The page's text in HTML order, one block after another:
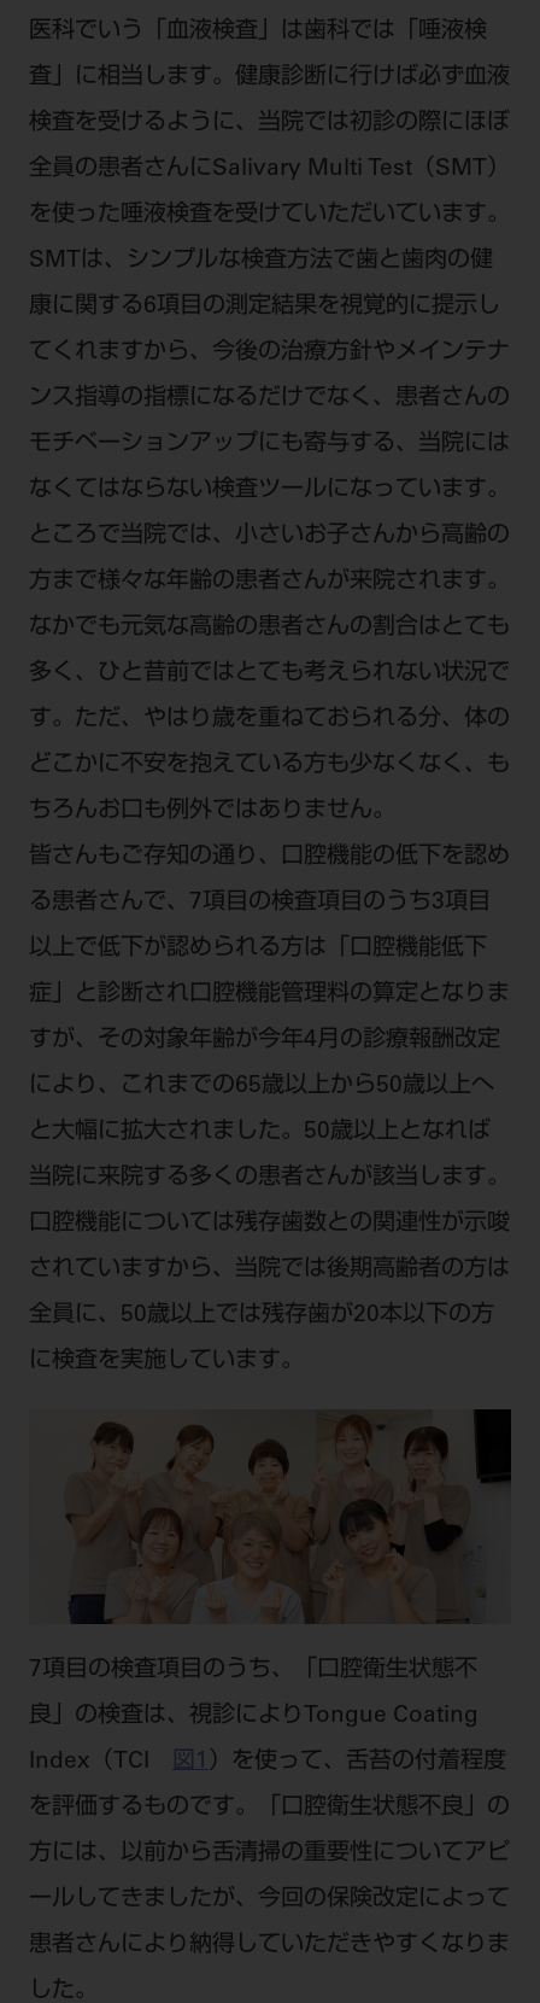
医科でいう「血液検査」は歯科では「唾液検
査」に相当します。健康診断に行けば必ず血液
検査を受けるように、当院では初診の際にほぼ
全員の患者さんにSalivary Multi Test（SMT）
を使った唾液検査を受けていただいています。
SMTは、シンプルな検査方法で歯と歯肉の健
康に関する6項目の測定結果を視覚的に提示し
てくれますから、今後の治療方針やメインテナ
ンス指導の指標になるだけでなく、患者さんの
モチベーションアップにも寄与する、当院には
なくてはならない検査ツールになっています。
ところで当院では、小さいお子さんから高齢の
方まで様々な年齢の患者さんが来院されます。
なかでも元気な高齢の患者さんの割合はとても
多く、ひと昔前ではとても考えられない状況で
す。ただ、やはり歳を重ねておられる分、体の
どこかに不安を抱えている方も少なくなく、も
ちろんお口も例外ではありません。
皆さんもご存知の通り、口腔機能の低下を認め
る患者さんで、7項目の検査項目のうち3項目
以上で低下が認められる方は「口腔機能低下
症」と診断され口腔機能管理料の算定となりま
すが、その対象年齢が今年4月の診療報酬改定
により、これまでの65歳以上から50歳以上へ
と大幅に拡大されました。50歳以上となれば
当院に来院する多くの患者さんが該当します。
口腔機能については残存歯数との関連性が示唆
されていますから、当院では後期高齢者の方は
全員に、50歳以上では残存歯が20本以下の方
に検査を実施しています。
7項目の検査項目のうち、「口腔衛生状態不
良」の検査は、視診によりTongue Coating
Index（TCI
図1 ）を使って、舌苔の付着程度
を評価するものです。「口腔衛生状態不良」の
方には、以前から舌清掃の重要性についてアピ
ールしてきましたが、今回の保険改定によって
患者さんにより納得していただきやすくなりま
した。
受付時間 月～金 9:00～17:00 （祝日・夏季休
暇、年末年始を除く）
歯科医療従事者専用窓口となります。
業所へお問い合わせ願います。
企業情報
ご利用規約 SNSアカウント利用規約
推奨環境 サイトマップ